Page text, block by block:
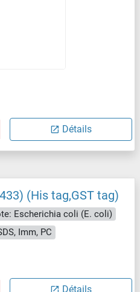
Détails
(His tag,GST tag)
Escherichia coli (E. coli)
Imm, PC
Détails